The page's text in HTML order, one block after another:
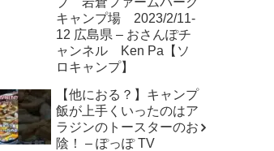
キャンプ場 2023/2/11-
12 広島県 – おさんぽチ
ャンネル Ken Pa【ソ
ロキャンプ】
【他におる？】キャンプ
飯が上手くいったのはア
ラジンのトースターのお
陰！ – ぽっぽ TV